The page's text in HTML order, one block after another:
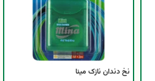
نخ دندان نازک مینا